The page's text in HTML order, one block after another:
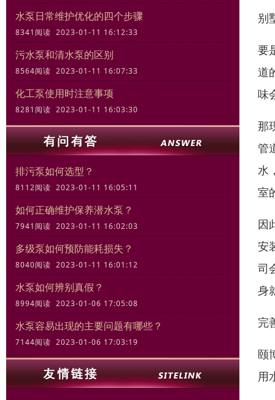
水泵日常维护优化的四个步骤
8341阅读 2023-01-11 16:12:33
污水泵和清水泵的区别
8564阅读 2023-01-11 16:07:33
化工泵使用时注意事项
8281阅读 2023-01-11 16:03:30
排污泵如何选型？
8112阅读 2023-01-11 16:05:11
如何正确维护保养潜水泵？
7941阅读 2023-01-11 16:02:03
多级泵如何预防能耗损失？
8040阅读 2023-01-11 16:01:12
水泵如何辨别真假？
8994阅读 2023-01-06 17:05:08
水泵容易出现的主要问题有哪些？
7144阅读 2023-01-06 17:03:19
别
要
道
味
那
管
水
室
因
安
司
身
完
颐
用